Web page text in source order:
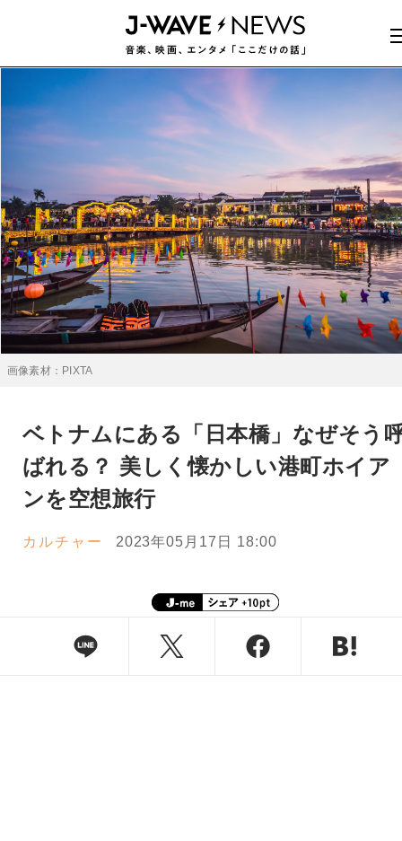
画像素材：PIXTA
ベトナムにある「日本橋」なぜそう
ばれる？ 美しく懐かしい港町ホイア
ンを空想旅行
カルチャー 2023年05月17日 18:00